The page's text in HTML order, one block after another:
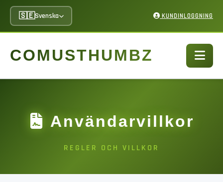
🇸🇪Svenska KUNDINLOGGNING
COMUSTHUMBZ
Användarvillkor
REGLER OCH VILLKOR